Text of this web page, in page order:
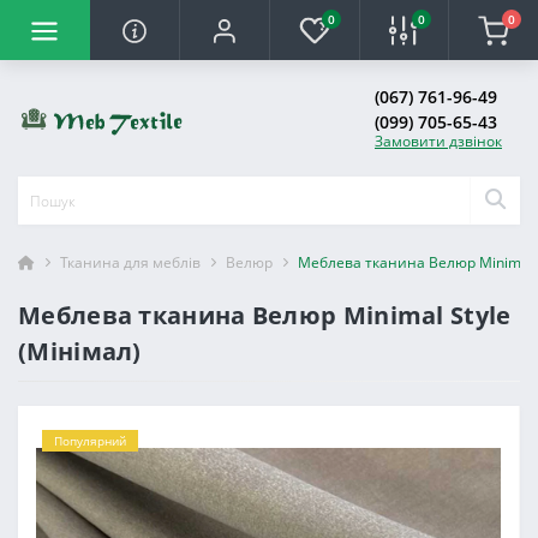
0 0 0
(067) 761-96-49
(099) 705-65-43
Замовити дзвінок
Тканина для меблів Велюр Меблева тканина Велюр Minimal
Меблева тканина Велюр Minimal Style
(Мінімал)
Популярний